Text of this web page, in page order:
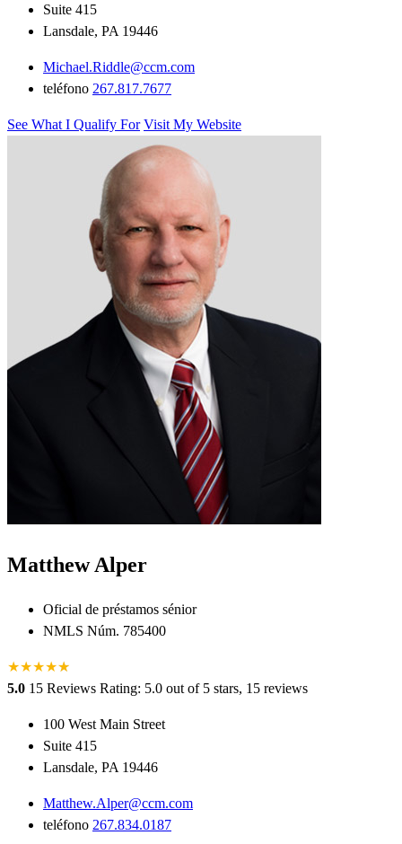
Suite 415
Lansdale, PA 19446
Michael.Riddle@ccm.com
teléfono 267.817.7677
See What I Qualify For Visit My Website
Matthew Alper
Oficial de préstamos sénior
NMLS Núm. 785400
★★★★★
★
5.0 15 Reviews Rating: 5.0 out of 5 stars, 15 reviews
100 West Main Street
Suite 415
Lansdale, PA 19446
Matthew.Alper@ccm.com
teléfono 267.834.0187